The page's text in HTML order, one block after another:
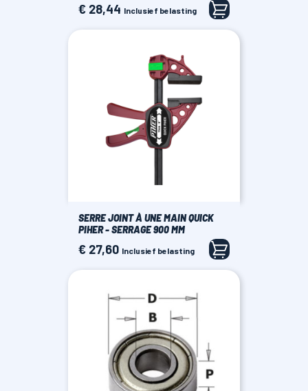
Prijs
€ 28,44 Inclusief belasting
SERRE JOINT À UNE MAIN QUICK
PIHER - SERRAGE 900 MM
Prijs
€ 27,60 Inclusief belasting